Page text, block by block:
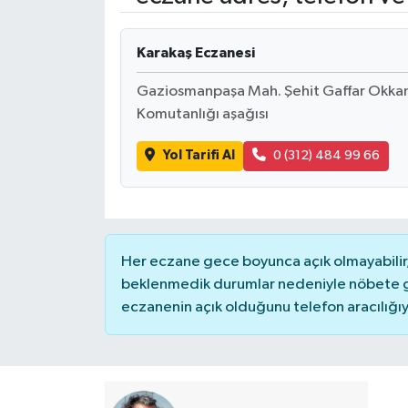
Karakaş Eczanesi
Gaziosmanpaşa Mah. Şehit Gaffar
Komutanlığı aşağısı
Yol Tarifi Al 0 (312) 484 99 66
Her eczane gece boyunca açık
beklenmedik durumlar nedeniyle nöbete
eczanenin açık olduğunu telefon